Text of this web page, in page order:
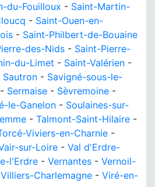
du-Fouilloux - Saint-Martin-
- Saint-Ouen-en-
- Saint-Philbert-de-Bouaine
des-Nids - Saint-Pierre-
du-Limet - Saint-Valérien -
Sautron - Savigné-sous-le-
- Sermaise - Sèvremoine -
le-Ganelon - Soulaines-sur-
- Talmont-Saint-Hilaire -
Viviers-en-Charnie -
sur-Loire - Val d'Erdre-
l'Erdre - Vernantes - Vernoil-
Villiers-Charlemagne - Viré-en-